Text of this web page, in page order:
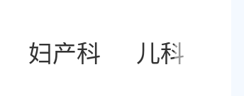
妇产科 儿科